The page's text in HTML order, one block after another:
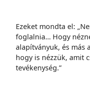
Ezeket mondta el:
foglalnia… Hogy
alapítványuk, és más
hogy is nézzük, amit
tevékenység.”